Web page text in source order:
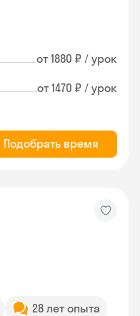
от 1880 ₽ / урок
от 1470 ₽ / урок
Подобрать время
28 лет опыта